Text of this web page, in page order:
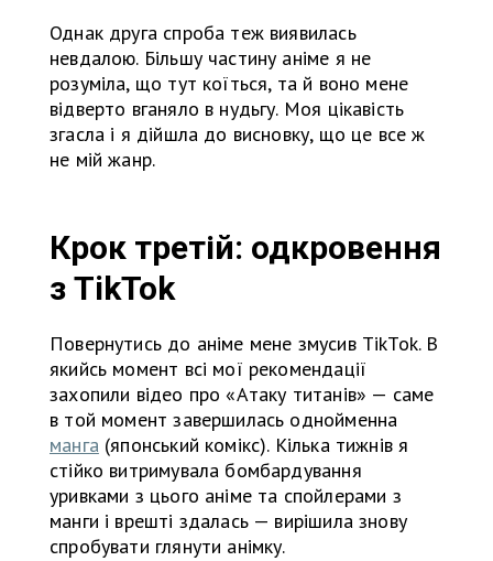
Однак друга спроба теж виявилась
невдалою. Більшу частину аніме я не
розуміла, що тут коїться, та й воно мене
відверто вганяло в нудьгу. Моя цікавість
згасла і я дійшла до висновку, що це все ж
не мій жанр.
Крок третій: одкровення
з TikTok
Повернутись до аніме мене змусив TikTok. В
якийсь момент всі мої рекомендації
захопили відео про «Атаку титанів» — саме
в той момент завершилась однойменна
манга (японський комікс). Кілька тижнів я
стійко витримувала бомбардування
уривками з цього аніме та спойлерами з
манги і врешті здалась — вирішила знову
спробувати глянути анімку.